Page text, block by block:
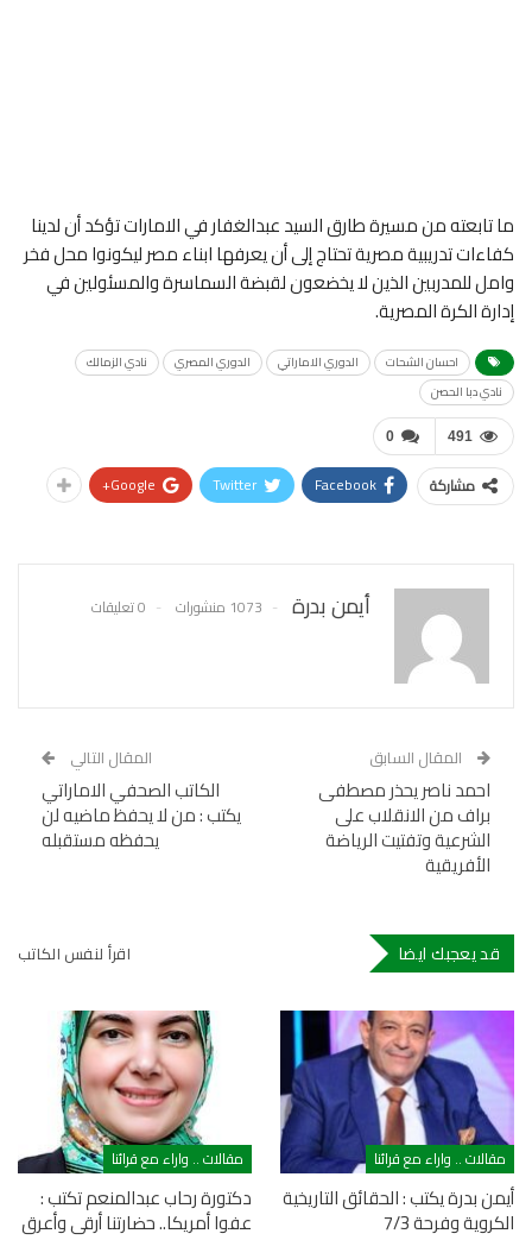
ما تابعته من مسيرة طارق السيد عبدالغفار في الامارات تؤكد أن لدينا
كفاءات تدريبية مصرية تحتاج إلى أن يعرفها ابناء مصر ليكونوا محل فخر
وامل للمدربين الذين لا يخضعون لقبضة السماسرة والمسئولين في
إدارة الكرة المصرية.
احسان الشحات الدوري الاماراتي الدوري المصري
نادي الزمالك
نادي دبا الحصن
0 491
مشاركة Facebook
Twitter
Google+
أيمن بدرة 1073 منشورات 0 تعليقات
المقال السابق
احمد ناصر يحذر مصطفى
براف من الانقلاب على
الشرعية وتفتيت الرياضة
الأفريقية
المقال التالي
الكاتب الصحفي الاماراتي
يكتب : من لا يحفظ ماضيه لن
يحفظه مستقبله
قد يعجبك ايضا اقرأ لنفس الكاتب
مقالات .. واراء مع قرائنا
أيمن بدرة يكتب : الحقائق التاريخية
الكروية وفرحة 7/3
مقالات .. واراء مع قرائنا
دكتورة رحاب عبدالمنعم تكتب :
عفوا أمريكا.. حضارتنا أرقى وأعرق